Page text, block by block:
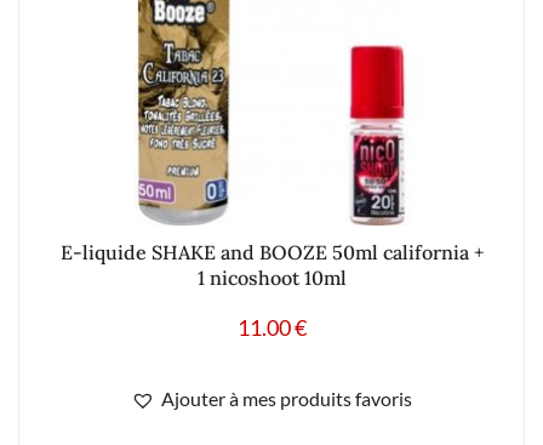
E-liquide SHAKE and BOOZE 50ml california +
1 nicoshoot 10ml
11.00€
Ajouter à mes produits favoris